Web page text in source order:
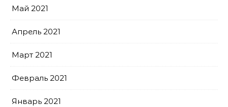
Май 2021
Апрель 2021
Март 2021
Февраль 2021
Январь 2021